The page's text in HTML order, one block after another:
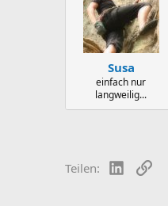
Susa
einfach nur
langweilig...
Teilen: LinkedIn
Link